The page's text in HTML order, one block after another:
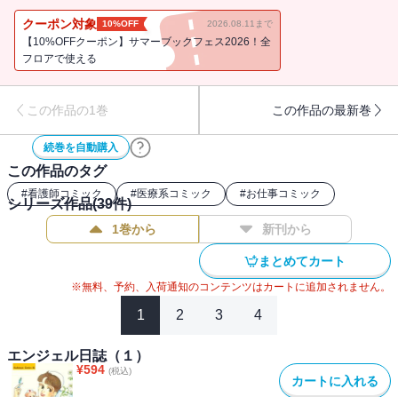
た夫婦、新幹線の中で出産することになった妊婦……毎日体当たり
で頑張る、熱血ナースのダイアリー!!
クーポン対象 10%OFF 2026.08.11まで
【10%OFFクーポン】サマーブックフェス2026！全
フロアで使える
この作品の1巻 この作品の最新巻
続巻を自動購入
この作品のタグ
#看護師コミック #医療系コミック #お仕事コミック
シリーズ作品(39件)
1巻から 新刊から
まとめてカート
※無料、予約、入荷通知のコンテンツはカートに追加されません。
1 2 3 4
エンジェル日誌（１）
¥594 (税込)
カートに入れる